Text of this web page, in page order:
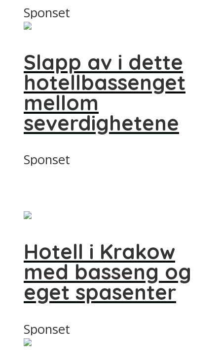
Sponset
Slapp av i dette
hotellbassenget
mellom
severdighetene
Sponset
Hotell i Krakow
med basseng og
eget spasenter
Sponset